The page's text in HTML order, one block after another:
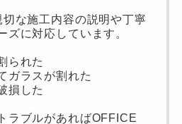
な施工内容の説明や丁寧
ズに対応しています。
られた
ガラスが割れた
損した
ラブルがあればOFFICE